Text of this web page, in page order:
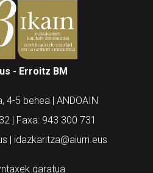
- Erroitz BM
4-5 behea | ANDOAIN
| Faxa: 943 300 731
| idazkaritza@aiurri.eus
garatua